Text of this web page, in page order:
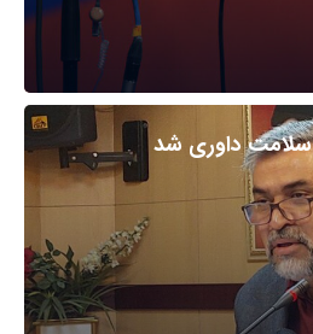
سلامت داوری شد